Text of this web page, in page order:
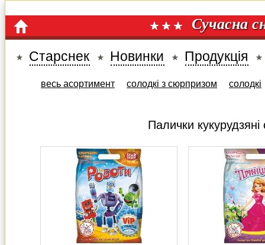
Сучасна
Старснек Новинки Продукція
весь асортимент солодкі з сюрпризом солодкі
Палички